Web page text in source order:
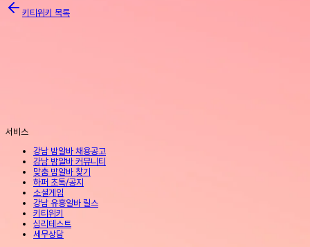
키티위키 목록
서비스
강남 밤알바 채용공고
강남 밤알바 커뮤니티
맞춤 밤알바 찾기
하퍼 초톡/공지
소셜게임
강남 유흥알바 릴스
키티위키
심리테스트
세무상담